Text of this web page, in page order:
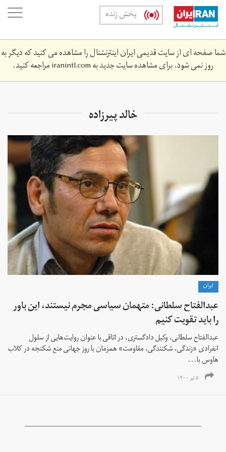
Skip
main
content
پخش زنده
شما صفحه ای از سایت قدیمی ایران اینترنشنال را مشاهده می کنید که دیگر به
روز نمی شود. برای مشاهده سایت جدید بهiranintl.comمراجعه کنید.
خالد پیرزاده
ايران
عبدالفتاح سلطانی: متهمان سیاسی مجرم نیستند، این باور
را باید تقویت کنیم
عبدالفتاح سلطانی، وکیل دادگستری، در اتاقی با عنوان روایت‌هایی از سلول
انفرادی «زندگی، شکنندگی، مقاومت» همزمان با روز جهانی منع شکنجه در کلاب
هاوس با...
۵ تیر ۱۴۰۰